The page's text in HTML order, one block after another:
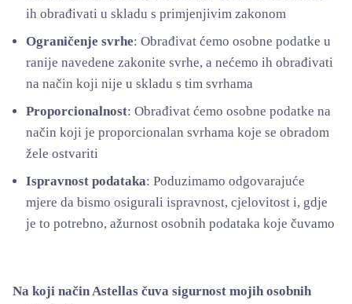
ih obrađivati u skladu s primjenjivim zakonom
Ograničenje svrhe: Obrađivat ćemo osobne podatke u
ranije navedene zakonite svrhe, a nećemo ih obrađivati
na način koji nije u skladu s tim svrhama
Proporcionalnost: Obrađivat ćemo osobne podatke na
način koji je proporcionalan svrhama koje se obradom
žele ostvariti
Ispravnost podataka: Poduzimamo odgovarajuće
mjere da bismo osigurali ispravnost, cjelovitost i, gdje
je to potrebno, ažurnost osobnih podataka koje čuvamo
Na koji način Astellas čuva sigurnost mojih osobnih